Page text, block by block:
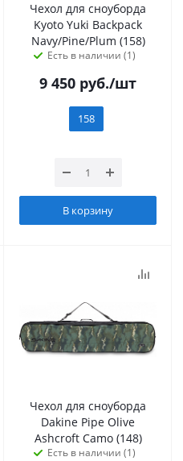
Чехол для сноуборда
Kyoto Yuki Backpack
Navy/Pine/Plum (158)
Есть в наличии (1)
9 450 руб./шт
158
В корзину
Чехол для сноуборда
Dakine Pipe Olive
Ashcroft Camo (148)
Есть в наличии (1)